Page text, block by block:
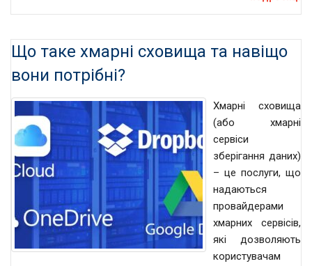
Що таке хмарні сховища та навіщо
вони потрібні?
Хмарні сховища
(або хмарні
сервіси
зберігання даних)
– це послуги, що
надаються
провайдерами
хмарних сервісів,
які дозволяють
користувачам